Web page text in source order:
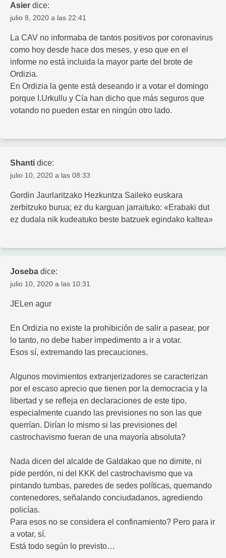
Asier dice:
julio 8, 2020 a las 22:41
La CAV no informaba de tantos positivos por coronavirus
como hoy desde hace dos meses, y eso que en el
informe no está incluida la mayor parte del brote de
Ordizia.
En Ordizia la gente está deseando ir a votar el domingo
porque I.Urkullu y Cía han dicho que más seguros que
votando no pueden estar en ningún otro lado.
Shanti dice:
julio 10, 2020 a las 08:33
Gordin Jaurlaritzako Hezkuntza Saileko euskara
zerbitzuko burua; ez du karguan jarraituko: «Erabaki dut
ez dudala nik kudeatuko beste batzuek egindako kaltea»
Joseba dice:
julio 10, 2020 a las 10:31
JELen agur
En Ordizia no existe la prohibición de salir a pasear, por
lo tanto, no debe haber impedimento a ir a votar.
Esos sí, extremando las precauciones.
Algunos movimientos extranjerizadores se caracterizan
por el escaso aprecio que tienen por la democracia y la
libertad y se refleja en declaraciones de este tipo,
especialmente cuando las previsiones no son las que
querrían. Dirían lo mismo si las previsiones del
castrochavismo fueran de una mayoría absoluta?
Nada dicen del alcalde de Galdakao que no dimite, ni
pide perdón, ni del KKK del castrochavismo que va
pintando tumbas, paredes de sedes políticas, quemando
contenedores, señalando conciudadanos, agrediendo
policías.
Para esos no se considera el confinamiento? Pero para ir
a votar, sí.
Está todo según lo previsto…